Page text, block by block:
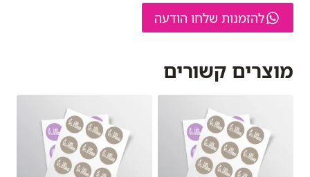
להזמנות שלחו הודעה
מוצרים קשורים